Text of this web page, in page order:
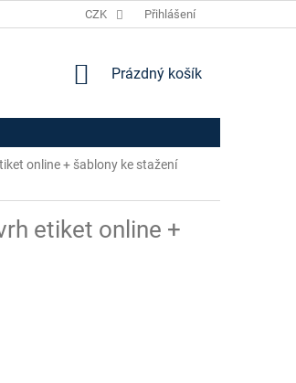
HODNOCENÍ OBCHODU
CZK Přihlášení
NÁKUPNÍ
Prázdný košík
online + šablony ke stažení
etiket online +